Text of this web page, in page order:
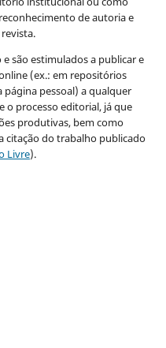
de autoria e
são estimulados a publicar e
(ex.: em repositórios
página pessoal) a qualquer
o processo editorial, já que
produtivas, bem como
citação do trabalho publicado
Livre).